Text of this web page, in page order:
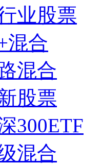
业股票
混合
混合
股票
300ETF
混合